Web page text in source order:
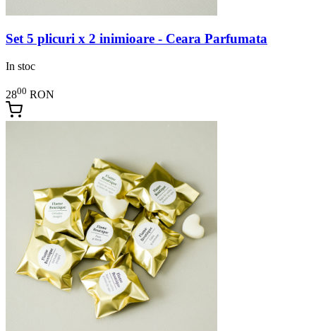
Set 5 plicuri x 2 inimioare - Ceara Parfumata
In stoc
2800 RON